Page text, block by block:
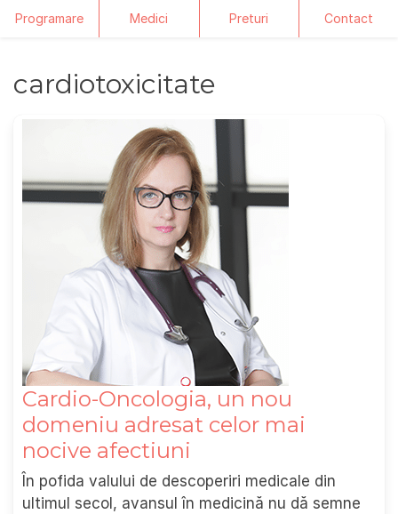
Programare Medici Preturi Contact
cardiotoxicitate
Cardio-Oncologia, un nou
domeniu adresat celor mai
nocive afectiuni
În pofida valului de descoperiri medicale din
ultimul secol, avansul în medicină nu dă semne